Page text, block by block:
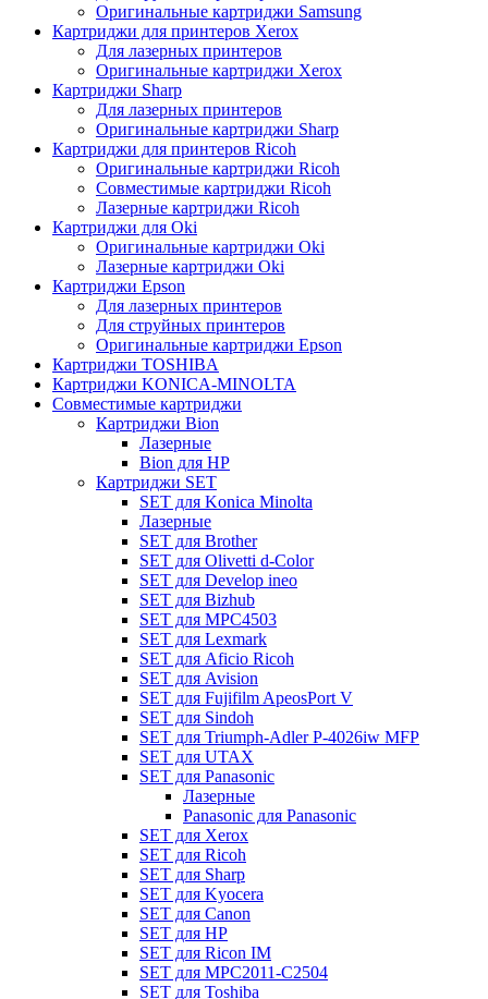
Оригинальные картриджи Samsung
Картриджи для принтеров Xerox
Для лазерных принтеров
Оригинальные картриджи Xerox
Картриджи Sharp
Для лазерных принтеров
Оригинальные картриджи Sharp
Картриджи для принтеров Ricoh
Оригинальные картриджи Ricoh
Совместимые картриджи Ricoh
Лазерные картриджи Ricoh
Картриджи для Oki
Оригинальные картриджи Oki
Лазерные картриджи Oki
Картриджи Epson
Для лазерных принтеров
Для струйных принтеров
Оригинальные картриджи Epson
Картриджи TOSHIBA
Картриджи KONICA-MINOLTA
Совместимые картриджи
Картриджи Bion
Лазерные
Bion для HP
Картриджи SET
SET для Konica Minolta
Лазерные
SET для Brother
SET для Olivetti d-Color
SET для Develop ineo
SET для Bizhub
SET для MPC4503
SET для Lexmark
SET для Aficio Ricoh
SET для Avision
SET для Fujifilm ApeosPort V
SET для Sindoh
SET для Triumph-Adler P-4026iw MFP
SET для UTAX
SET для Panasonic
Лазерные
Panasonic для Panasonic
SET для Xerox
SET для Ricoh
SET для Sharp
SET для Kyocera
SET для Canon
SET для HP
SET для Ricon IM
SET для MPC2011-C2504
SET для Toshiba